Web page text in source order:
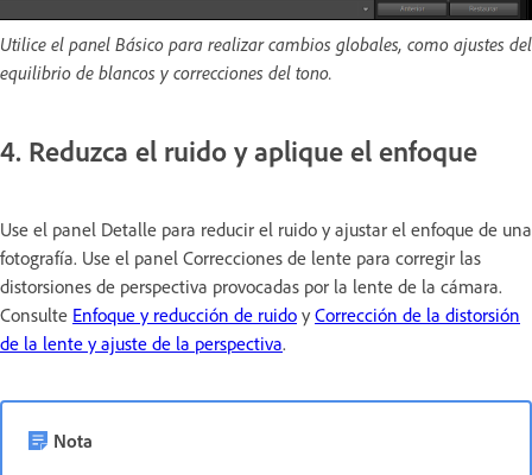
Utilice el panel Básico para realizar cambios globales, como ajustes del
equilibrio de blancos y correcciones del tono.
4. Reduzca el ruido y aplique el enfoque
Use el panel Detalle para reducir el ruido y ajustar el enfoque de una
fotografía. Use el panel Correcciones de lente para corregir las
distorsiones de perspectiva provocadas por la lente de la cámara.
Consulte Enfoque y reducción de ruido y Corrección de la distorsión
de la lente y ajuste de la perspectiva.
Nota